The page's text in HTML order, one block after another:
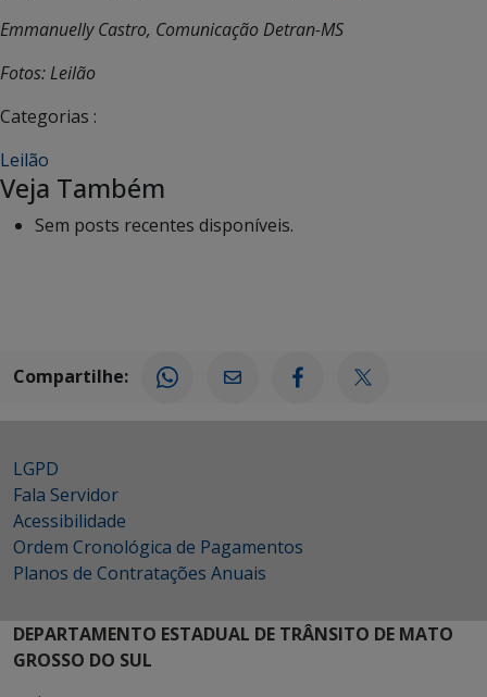
Emmanuelly Castro, Comunicação Detran-MS
Fotos: Leilão
Categorias :
Leilão
Veja Também
Sem posts recentes disponíveis.
Compartilhe:
LGPD
Fala Servidor
Acessibilidade
Ordem Cronológica de Pagamentos
Planos de Contratações Anuais
DEPARTAMENTO ESTADUAL DE TRÂNSITO DE MATO
GROSSO DO SUL